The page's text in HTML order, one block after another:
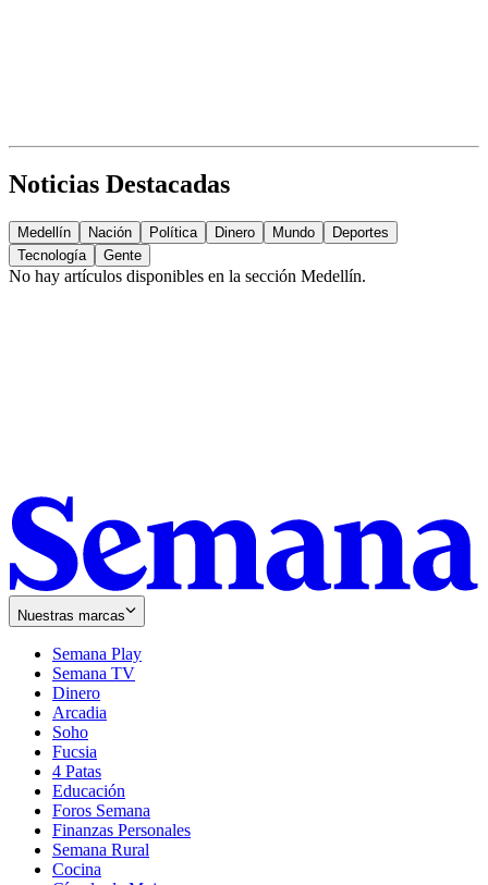
Noticias Destacadas
Medellín Nación Política Dinero Mundo
Deportes
Tecnología
Gente
No hay artículos disponibles en la sección Medellín.
Nuestras marcas
Semana Play
Semana TV
Dinero
Arcadia
Soho
in
new
window
Fucsia
in
new
window
4 Patas
Educación
Foros Semana
Finanzas Personales
Semana Rural
Cocina